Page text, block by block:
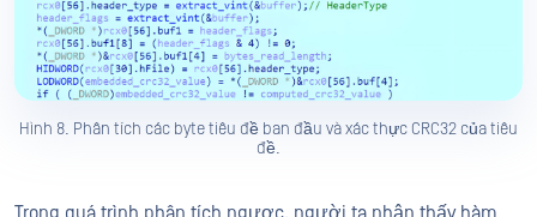
Hình 8. Phân tích các byte tiêu đề ban đầu và xác thực CRC32 của tiêu
đề.